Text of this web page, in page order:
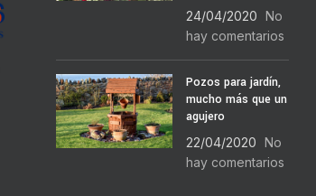
24/04/2020
No
hay comentarios
Pozos para jardín,
mucho más que un
agujero
22/04/2020
No
hay comentarios